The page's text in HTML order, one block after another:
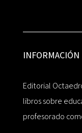
INFORMACIÓN
Editorial
libros sobre
profesorado